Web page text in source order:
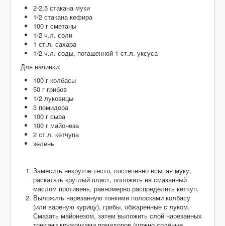
Салаты
Домашнее
Закуски, бутерброды
Десерты
Творог
2-2,5 стакана муки
1/2 стакана кефира
100 г сметаны
1/2 ч.л. соли
1 ст.л. сахара
1/2 ч.л. соды, погашенной 1 ст.л. уксуса
Для начинки:
100 г колбасы
50 г грибов
1/2 луковицы
3 помидора
100 г сыра
100 г майонеза
2 ст.л. кетчупа
зелень
Замесить некрутое тесто, постепенно всыпая муку,
раскатать круглый пласт, положить на смазанный
маслом противень, равномерно распределить кетчуп.
Выложить нарезанную тонкими полосками колбасу
(или варёную курицу), грибы, обжаренные с луком.
Смазать майонезом, затем выложить слой нарезанных